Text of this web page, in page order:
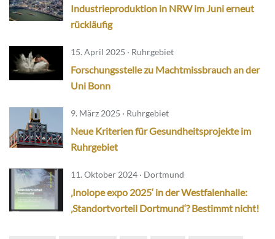
Industrieproduktion in NRW im Juni erneut
rückläufig
15. April 2025 · Ruhrgebiet
Forschungsstelle zu Machtmissbrauch an der
Uni Bonn
9. März 2025 · Ruhrgebiet
Neue Kriterien für Gesundheitsprojekte im
Ruhrgebiet
11. Oktober 2024 · Dortmund
‚Inolope expo 2025‘ in der Westfalenhalle:
‚Standortvorteil Dortmund‘? Bestimmt nicht!